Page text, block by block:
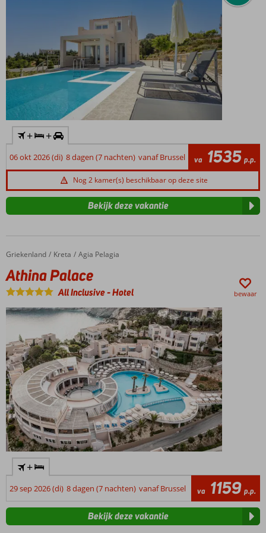
+ +
06 okt 2026 (di) 8 dagen (7 nachten) vanaf Brussel va 1535 p.p.
Nog 2 kamer(s) beschikbaar op deze site
Bekijk deze vakantie
Home
Griekenland Kreta Agia Pelagia
Athina Palace
Athina Palace
All Inclusive-Hotel bewaar
+
29 sep 2026 (di) 8 dagen (7 nachten) vanaf Brussel va 1159 p.p.
Bekijk deze vakantie